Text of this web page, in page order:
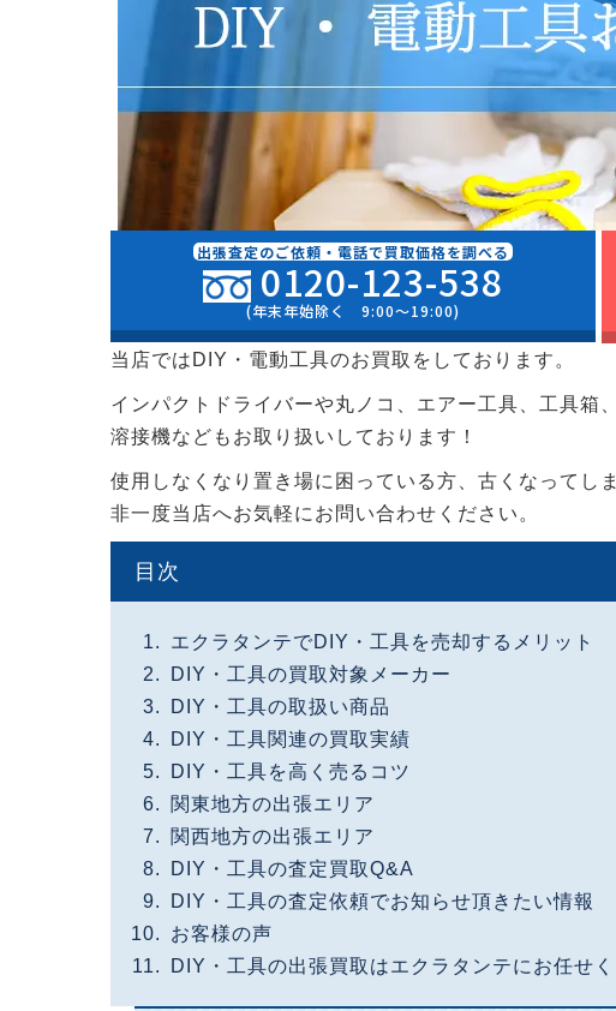
出張査定のご依頼・電話で買取価格を調べる
0120-123-538
(年末年始除く 9:00〜19:00)
当店ではDIY・電動工具のお買取をしております。
インパクトドライバーや丸ノコ、エアー工具、工具箱
溶接機などもお取り扱いしております！
使用しなくなり置き場に困っている方、古くなってし
非一度当店へお気軽にお問い合わせください。
目次
エクラタンテでDIY・工具を売却するメリット
DIY・工具の買取対象メーカー
DIY・工具の取扱い商品
DIY・工具関連の買取実績
DIY・工具を高く売るコツ
関東地方の出張エリア
関西地方の出張エリア
DIY・工具の査定買取Q&A
DIY・工具の査定依頼でお知らせ頂きたい情報
お客様の声
DIY・工具の出張買取はエクラタンテにお任せ